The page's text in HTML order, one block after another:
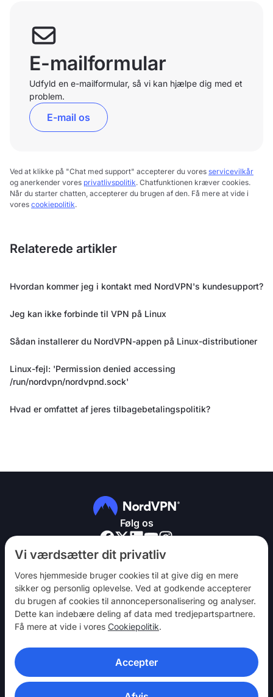
Vi værdsætter dit privatliv
Vores hjemmeside bruger cookies til at give dig en mere
sikker og personlig oplevelse. Ved at godkende accepterer
du brugen af ​​cookies til annoncepersonalisering og analyser.
Dette kan indebære deling af data med tredjepartspartnere.
Få mere at vide i vores Cookiepolitik.
Accepter
E-mailformular
Udfyld en e-mailformular, så vi kan hjælpe dig med et
problem.
E-mail os
Ved at klikke på "Chat med support" accepterer du vores servicevilkår
og anerkender vores privatlivspolitik. Chatfunktionen kræver cookies.
Når du starter chatten, accepterer du brugen af den. Få mere at vide i
vores cookiepolitik.
Relaterede artikler
Hvordan kommer jeg i kontakt med NordVPN's kundesupport?
Jeg kan ikke forbinde til VPN på Linux
Sådan installerer du NordVPN-appen på Linux-distributioner
Linux-fejl: 'Permission denied accessing
/run/nordvpn/nordvpnd.sock'
Hvad er omfattet af jeres tilbagebetalingspolitik?
Følg os
NordVPN
Vær med
Hjælp
Opdag
VPN-APPS